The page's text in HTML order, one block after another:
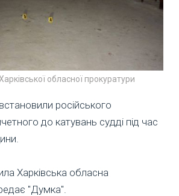
обласної прокуратури
російського
до катувань судді під час
Харківська обласна
"Думка".